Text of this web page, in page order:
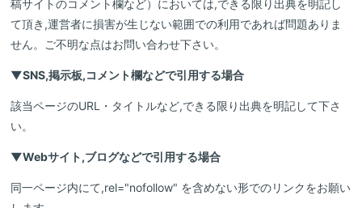
稿サイトのコメント欄など）においては,できる限り出典を明記し
て頂き,運営者に損害が生じない範囲での利用であれば問題ありま
せん。ご不明な点はお問い合わせ下さい。
▼SNS,掲示板,コメント欄などで引用する場合
該当ページのURL・タイトルなど,できる限り出典を明記して下さ
い。
▼Webサイト,ブログなどで引用する場合
同一ページ内にて,rel="nofollow" を含めない形でのリンクをお願い